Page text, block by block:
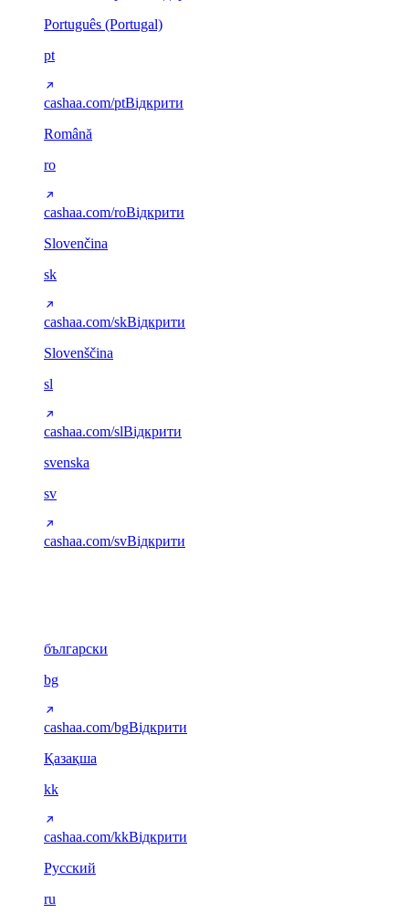
Português (Portugal)
pt
cashaa.com/ptВідкрити
Română
ro
cashaa.com/roВідкрити
Slovenčina
sk
cashaa.com/skВідкрити
Slovenščina
sl
cashaa.com/slВідкрити
svenska
sv
cashaa.com/svВідкрити
български
bg
cashaa.com/bgВідкрити
Қазақша
kk
cashaa.com/kkВідкрити
Русский
ru